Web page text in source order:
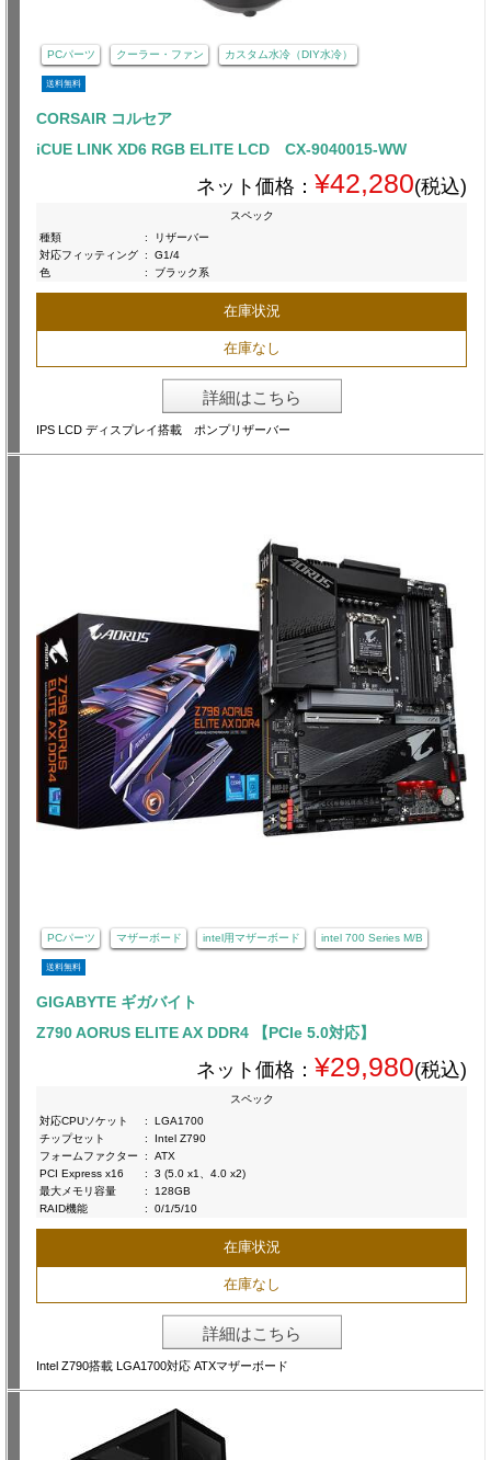
PCパーツ クーラー・ファン カスタム水冷（DIY水冷）
送料無料
CORSAIR コルセア
iCUE LINK XD6 RGB ELITE LCD CX-9040015-WW
ネット価格： ¥42,280(税込)
スペック
種類
:
リザーバー
対応フィッティング :
G1/4
色
: ブラック系
在庫状況
在庫なし
詳細はこちら
IPS LCD ディスプレイ搭載 ポンプリザーバー
PCパーツ マザーボード intel用マザーボード intel 700 Series M/B
送料無料
GIGABYTE ギガバイト
Z790 AORUS ELITE AX DDR4 【PCIe 5.0対応】
ネット価格： ¥29,980(税込)
スペック
対応CPUソケット
:
LGA1700
チップセット
:
Intel Z790
フォームファクター
:
ATX
PCI Express x16
:
3 (5.0 x1、4.0 x2)
最大メモリ容量
:
128GB
RAID機能
: 0/1/5/10
在庫状況
在庫なし
詳細はこちら
Intel Z790搭載 LGA1700対応 ATXマザーボード